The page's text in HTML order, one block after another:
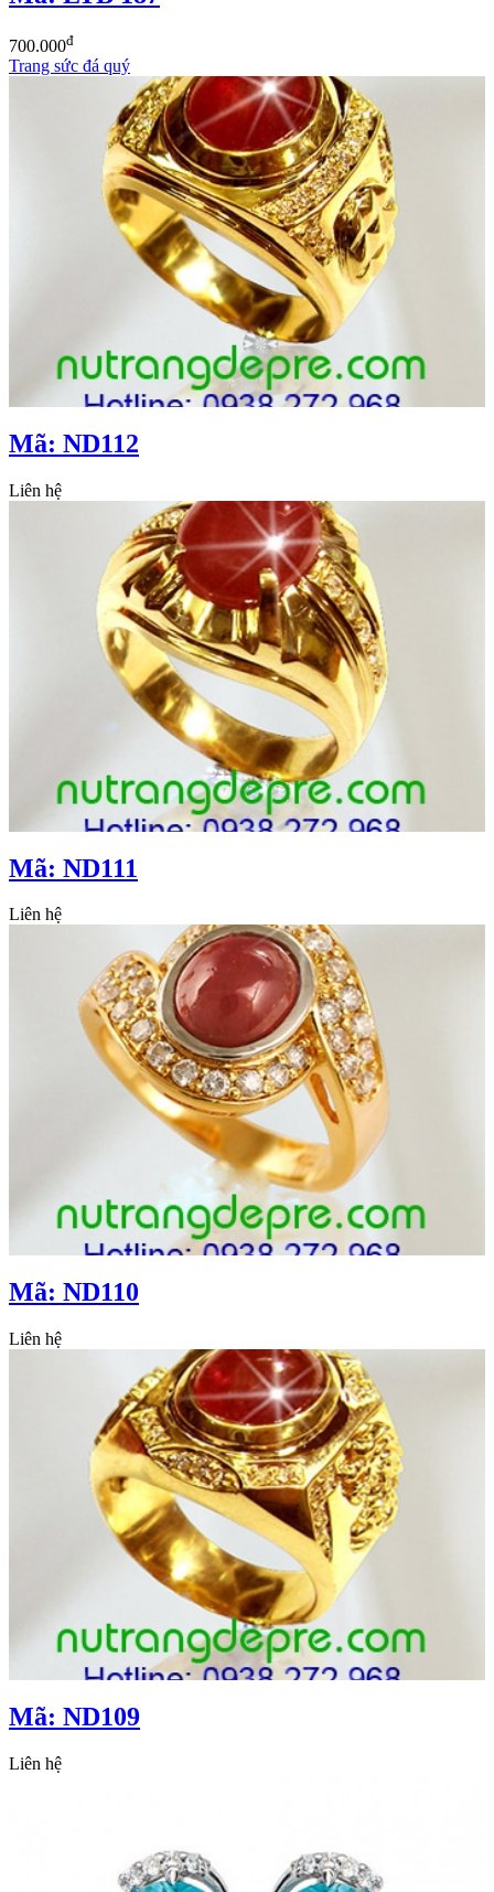
700.000đ
Trang sức đá quý
Mã: ND112
Liên hệ
Mã: ND111
Liên hệ
Mã: ND110
Liên hệ
Mã: ND109
Liên hệ